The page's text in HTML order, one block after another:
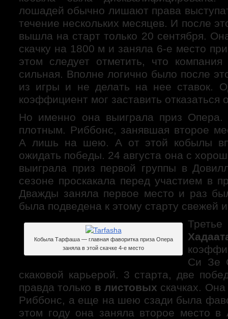
лошадей обычно лишают права
течение нескольких месяцев. И после
вышла на старт только 20 сентября.
скачку на 1800 м и заняла 6-е место
этом следует отметить, что
сильная. Вполне логично было после
из игры и не делать на нее ставок.
коэффициент мог заставить отказаться
Но именно она выиграла приз
плотным. Риббонс, занявшая второе
А лишь на шею. А от этой кобылы
ожидать победы. 24 августа она с
выиграла приз первой группы в
сезоне проскакала перед участием в
Дважды заняла первое место и раз
была подведена к этому старту свежей
Кобыла Тарфаша — главная фаворитка приза Опера
заняла в этой скачке 4-е место
Си Зе
скаковой карьерой. 3 старта, две
правда только в листовых скачках.
Риббонс, а еще на шею сзади была
этом году она заняла второе место в